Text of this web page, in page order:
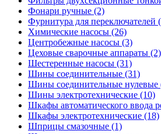
Фонари ручные (2)
Фурнитура для переключателей
Химические насосы (26)
Центробежные насосы (3)
Цеховые сварочные аппараты (2)
Шестеренные насосы (31)
Шины соединительные (31)
Шины соединительные нулевые
Шины электротехнические (10)
Шкафы автоматического ввода
Шкафы электротехнические (18)
Шприцы смазочные (1)